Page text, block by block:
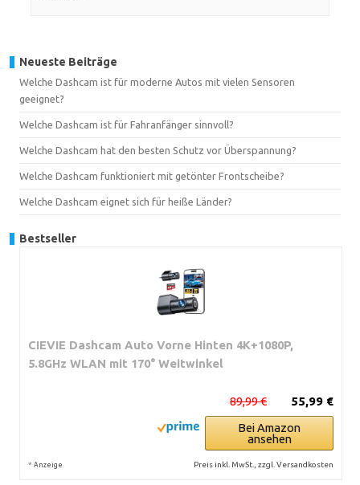
Neueste Beiträge
Welche Dashcam ist für moderne Autos mit vielen Sensoren
geeignet?
Welche Dashcam ist für Fahranfänger sinnvoll?
Welche Dashcam hat den besten Schutz vor Überspannung?
Welche Dashcam funktioniert mit getönter Frontscheibe?
Welche Dashcam eignet sich für heiße Länder?
Bestseller
CIEVIE Dashcam Auto Vorne Hinten 4K+1080P,
5.8GHz WLAN mit 170° Weitwinkel
55,99 €
89,99 €
Bei Amazon
ansehen
* Anzeige Preis inkl. MwSt., zzgl. Versandkosten